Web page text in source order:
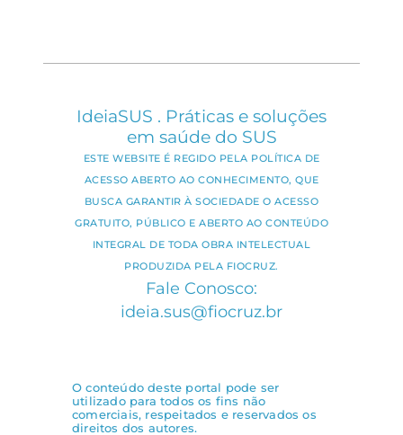
IdeiaSUS . Práticas e soluções
em saúde do SUS
ESTE WEBSITE É REGIDO PELA POLÍTICA DE
ACESSO ABERTO AO CONHECIMENTO, QUE
BUSCA GARANTIR À SOCIEDADE O ACESSO
GRATUITO, PÚBLICO E ABERTO AO CONTEÚDO
INTEGRAL DE TODA OBRA INTELECTUAL
PRODUZIDA PELA FIOCRUZ.
Fale Conosco:
ideia.sus@fiocruz.br
O conteúdo deste portal pode ser
utilizado para todos os fins não
comerciais, respeitados e reservados os
direitos dos autores.